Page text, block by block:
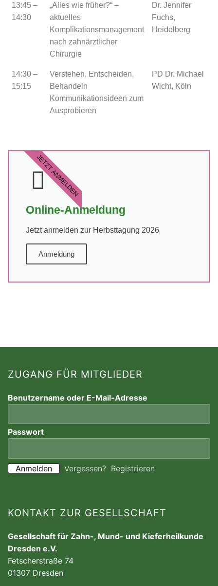
13:45 –
14:30
„Alles wie früher?“ –
aktuelles
Komplikationsmanagement
nach zahnärztlicher
Chirurgie
Dr. Jennifer
Fuchs,
Heidelberg
14:30 –
15:15
Verstehen, Entscheiden,
Behandeln
Kommunikationsideen zum
Ausprobieren
PD Dr. Michael
Wicht, Köln
Online-Anmeldung
Jetzt anmelden zur Herbsttagung 2026
Anmeldung
JETZT ANMELDEN
ZUGANG FÜR MITGLIEDER
Benutzername oder E-Mail-Adresse
Passwort
Vergessen? Registrieren
KONTAKT ZUR GESELLSCHAFT
Gesellschaft für Zahn-, Mund- und Kieferheilkunde
Dresden e.V.
Fetscherstraße 74
01307 Dresden